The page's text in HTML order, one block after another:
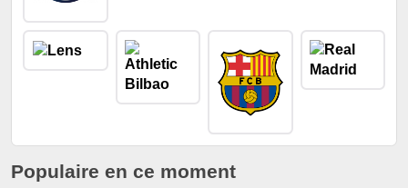
Populaire en ce moment